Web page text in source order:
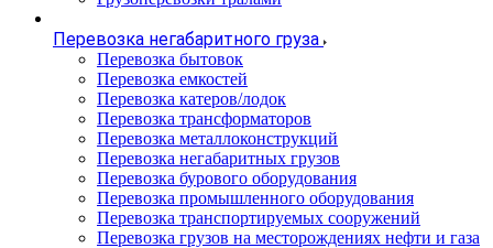
Перевозка негабаритного груза
Перевозка бытовок
Перевозка емкостей
Перевозка катеров/лодок
Перевозка трансформаторов
Перевозка металлоконструкций
Перевозка негабаритных грузов
Перевозка бурового оборудования
Перевозка промышленного оборудования
Перевозка транспортируемых сооружений
Перевозка грузов на месторождениях нефти и газа